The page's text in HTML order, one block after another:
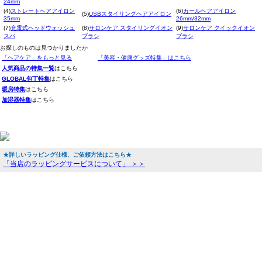
(4)ストレートヘアアイロン
35mm
(5)USBスタイリングヘアアイロン (6)カールヘアアイロン
26mm/32mm
(7)充電式ヘッドウォッシュ
スパ
(8)サロンケア スタイリングイオン
ブラシ
(9)サロンケア クイックイオン
ブラシ
お探しのものは見つかりましたか
「ヘアケア」をもっと見る
「美容・健康グッズ特集」はこちら
人気商品の特集一覧はこちら
GLOBAL包丁特集はこちら
暖房特集はこちら
加湿器特集はこちら
★詳しいラッピング仕様、ご依頼方法はこちら★
「当店のラッピングサービスについて」 ＞＞